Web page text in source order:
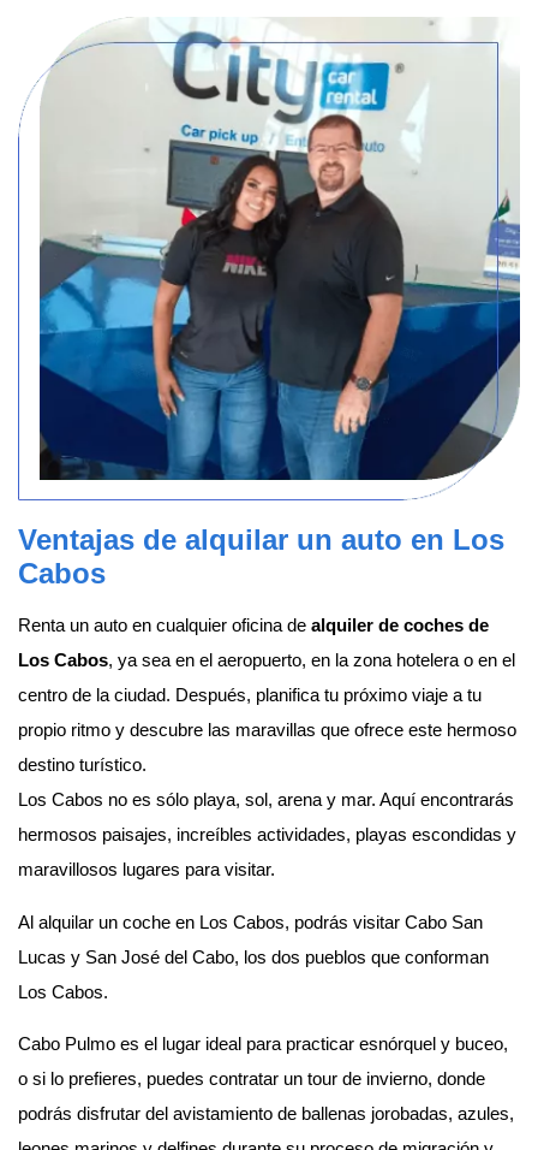
Ventajas de alquilar un auto en Los
Cabos
Renta un auto en cualquier oficina de alquiler de coches de
Los Cabos, ya sea en el aeropuerto, en la zona hotelera o en el
centro de la ciudad. Después, planifica tu próximo viaje a tu
propio ritmo y descubre las maravillas que ofrece este hermoso
destino turístico.
Los Cabos no es sólo playa, sol, arena y mar. Aquí encontrarás
hermosos paisajes, increíbles actividades, playas escondidas y
maravillosos lugares para visitar.
Al alquilar un coche en Los Cabos, podrás visitar Cabo San
Lucas y San José del Cabo, los dos pueblos que conforman
Los Cabos.
Cabo Pulmo es el lugar ideal para practicar esnórquel y buceo,
o si lo prefieres, puedes contratar un tour de invierno, donde
podrás disfrutar del avistamiento de ballenas jorobadas, azules,